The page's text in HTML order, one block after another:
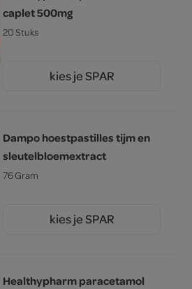
caplet 500mg
20 Stuks
kies je SPAR
Dampo hoestpastilles tijm en
sleutelbloemextract
76 Gram
kies je SPAR
Healthypharm paracetamol